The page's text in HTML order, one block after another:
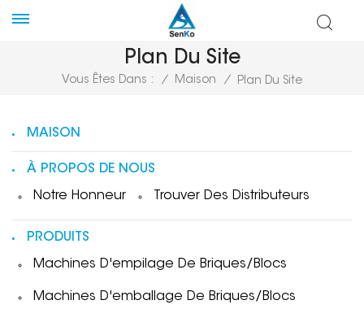
Plan Du Site
Vous Êtes Dans : / Maison / Plan Du Site
MAISON
À PROPOS DE NOUS
Notre Honneur Trouver Des Distributeurs
PRODUITS
Machines D'empilage De Briques/blocs
Machines D'emballage De Briques/blocs